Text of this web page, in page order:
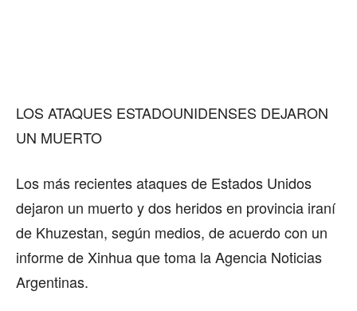
LOS ATAQUES ESTADOUNIDENSES DEJARON
UN MUERTO
Los más recientes ataques de Estados Unidos
dejaron un muerto y dos heridos en provincia iraní
de Khuzestan, según medios, de acuerdo con un
informe de Xinhua que toma la Agencia Noticias
Argentinas.